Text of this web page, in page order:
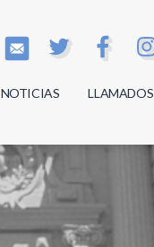
NOTICIAS LLAMADOS